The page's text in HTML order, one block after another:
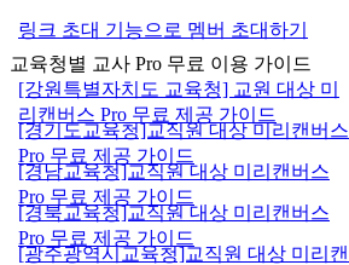
링크 초대 기능으로 멤버 초대하기
교육청별 교사 Pro 무료 이용 가이드
[강원특별자치도 교육청] 교원 대상 미
리캔버스 Pro 무료 제공 가이드
[경기도교육청]교직원 대상 미리캔버스
Pro 무료 제공 가이드
[경남교육청]교직원 대상 미리캔버스
Pro 무료 제공 가이드
[경북교육청]교직원 대상 미리캔버스
Pro 무료 제공 가이드
[광주광역시교육청]교직원 대상 미리캔